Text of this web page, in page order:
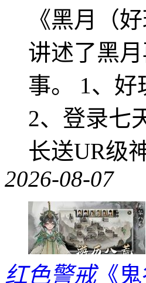
《黑月（
讲述了黑
事。 1、好
2、登录七
长送UR级
2026-08-07
红色警戒《